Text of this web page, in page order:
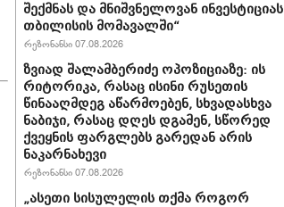
შექმნას და მნიშვნელოვან ინვესტიციას
თბილისის მომავალში“
რეზონანსი 07.08.2026
ზვიად შალამბერიძე ოპოზიციაზე: ის
რიტორიკა, რასაც ისინი რუსეთის
წინააღმდეგ აწარმოებენ, სხვადასხვა
ნაბიჯი, რასაც დღეს დგამენ, სწორედ
ქვეყნის ფარგლებს გარედან არის
ნაკარნახევი
რეზონანსი 07.08.2026
„ასეთი სისულელის თქმა როგორ